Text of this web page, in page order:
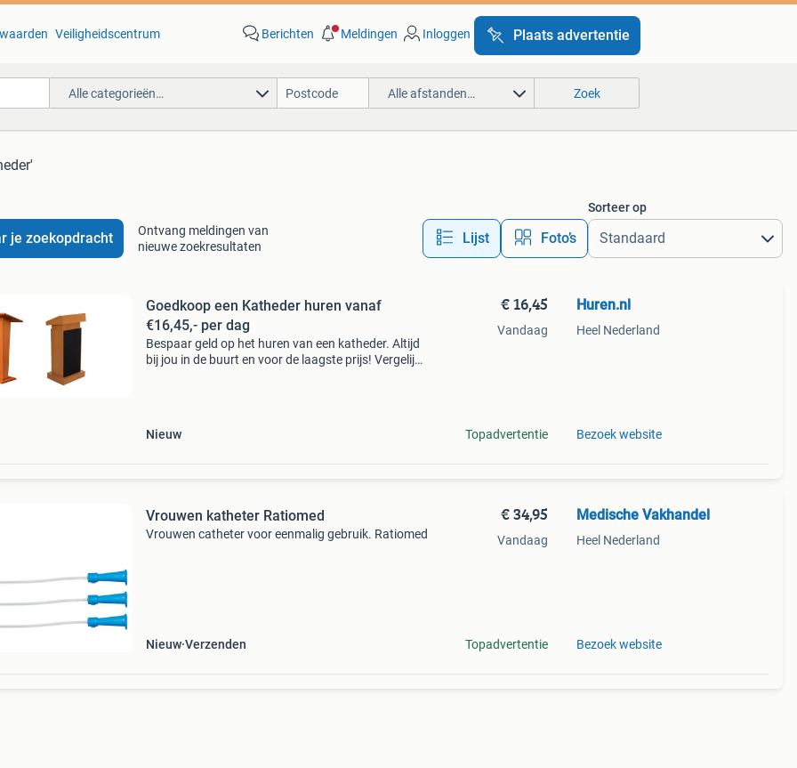
Veiligheidscentrum Berichten Meldingen Inloggen Plaats advertentie
Alle categorieën… Alle afstanden… Zoek
je zoekopdracht
Ontvang meldingen van
nieuwe zoekresultaten
Lijst Foto’s
Sorteer op
Goedkoop een Katheder huren vanaf
€16,45,- per dag
Bespaar geld op het huren van een katheder. Altijd
bij jou in de buurt en voor de laagste prijs! Vergelijk
Nieuw
€ 16,45
Vandaag
Topadvertentie
Huren.nl
Heel Nederland
Bezoek website
Vrouwen katheter Ratiomed
Vrouwen catheter voor eenmalig gebruik. Ratiomed
Nieuw Verzenden
€ 34,95
Vandaag
Topadvertentie
Medische Vakhandel
Heel Nederland
Bezoek website